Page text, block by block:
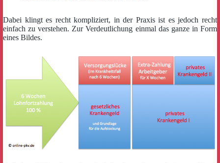
Dabei klingt es recht kompliziert, in der Praxis ist es jedoch recht
einfach zu verstehen. Zur Verdeutlichung einmal das ganze in Form
eines Bildes.